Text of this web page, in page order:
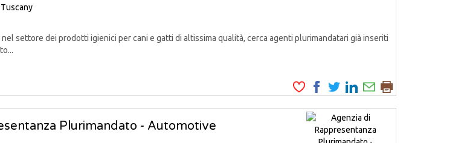
Tuscany
settore dei prodotti igienici per cani e gatti di altissima qualità, cerca agenti plurimandatari già inseriti
Plurimandato - Automotive